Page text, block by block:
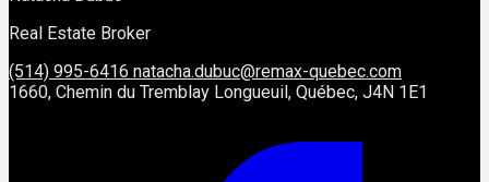
Real Estate Broker
(514) 995-6416 natacha.dubuc@remax-quebec.com
1660, Chemin du Tremblay Longueuil, Québec, J4N 1E1